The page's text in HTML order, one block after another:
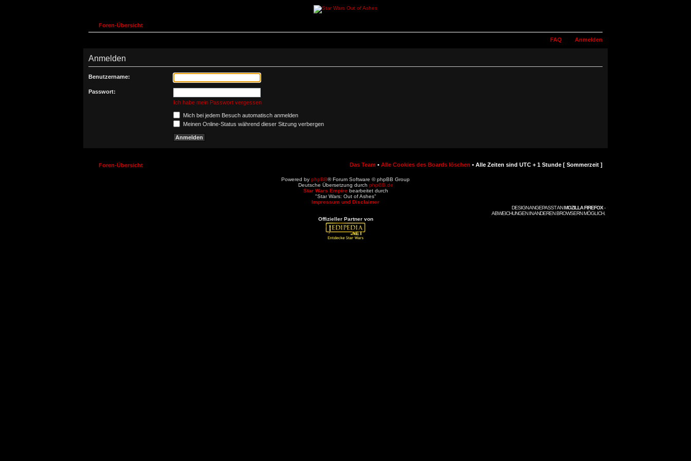
Foren-Übersicht
FAQ Anmelden
Anmelden
Benutzername:
Passwort:
Ich habe mein Passwort vergessen
Mich bei jedem Besuch automatisch anmelden
Meinen Online-Status während dieser Sitzung verbergen
Foren-Übersicht Das Team • Alle Cookies des Boards löschen • Alle Zeiten sind UTC + 1 Stunde [ Sommerzeit ]
Powered by phpBB® Forum Software © phpBB Group
Deutsche Übersetzung durch phpBB.de
Star Wars Empirebearbeitet durch
"Star Wars: Out of Ashes"
Impressum und Disclaimer
DESIGN ANGEPASST ANMOZILLA FIREFOX-
ABWEICHUNGEN IN ANDEREN BROWSERN MÖGLICH.
Offizieller Partner von